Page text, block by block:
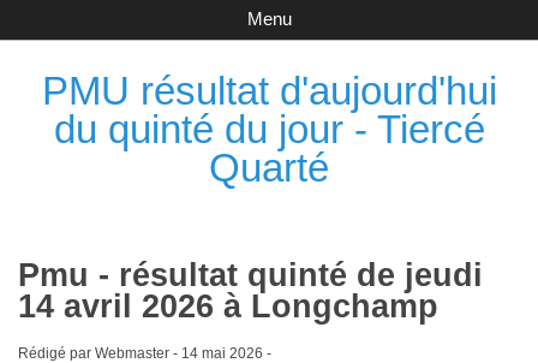
PMU résultat d'aujourd'hui
du quinté du jour - Tiercé
Quarté
Menu
Pmu - résultat quinté de jeudi
14 avril 2026 à Longchamp
Rédigé par Webmaster - 14 mai 2026 -